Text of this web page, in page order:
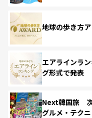
地球の歩き方
エアラインラ
グ形式で発表
Next韓国旅 次
グルメ・テク